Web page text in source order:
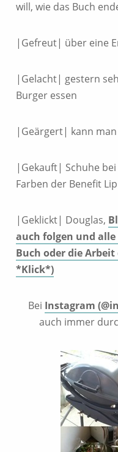
will, wie das Buch
|Gefreut| über eine
|Gelacht| gestern
Burger essen
|Geärgert| kann
|Gekauft| Schuhe bei
Farben der Benefit
|Geklickt| Douglas,
auch folgen und
Buch oder die
*Klick*)
Bei Instagram
auch immer